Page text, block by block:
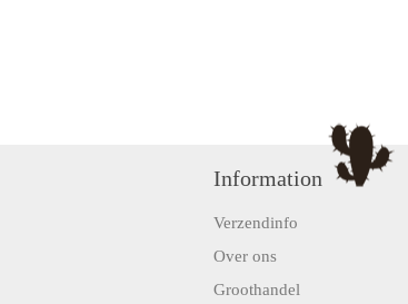
Information
Verzendinfo
Over ons
Groothandel